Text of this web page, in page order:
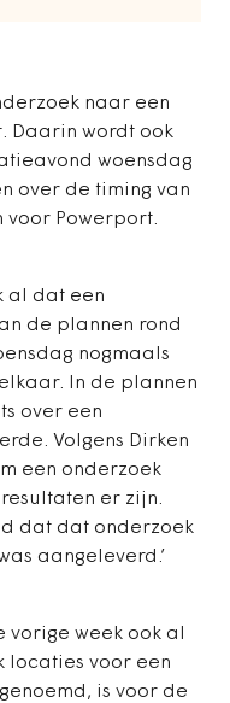
naar een
Daarin wordt ook
woensdag
over de timing van
voor Powerport.
al dat een
de plannen rond
nogmaals
In de plannen
over een
Volgens Dirken
een onderzoek
er zijn.
dat dat onderzoek
aangeleverd.’
week ook al
locaties voor een
is voor de